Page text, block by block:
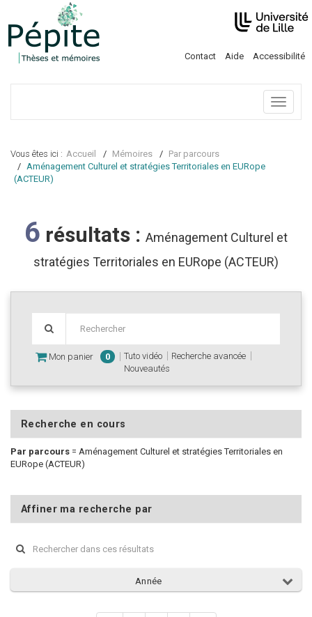
Contact Aide Accessibilité
Menu
Vous êtes ici : Accueil Mémoires
Par parcours
Aménagement Culturel et stratégies Territoriales en EURope
(ACTEUR)
6 résultats : Aménagement Culturel et
stratégies Territoriales en EURope (ACTEUR)
Mon panier 0 Tuto vidéo
Recherche avancée
Nouveautés
Recherche en cours
Par parcours = Aménagement Culturel et stratégies Territoriales en
EURope (ACTEUR)
Affiner ma recherche par
Année